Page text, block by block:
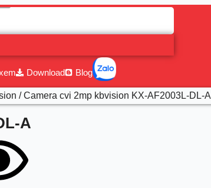
Download Blog
/ Camera cvi 2mp kbvision KX-AF2003L-DL-A
A